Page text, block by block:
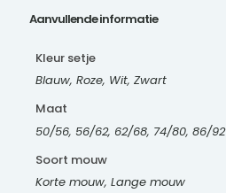
Aanvullende informatie
Kleur setje
Blauw, Roze, Wit, Zwart
Maat
50/56, 56/62, 62/68, 74/80, 86/92
Soort mouw
Korte mouw, Lange mouw